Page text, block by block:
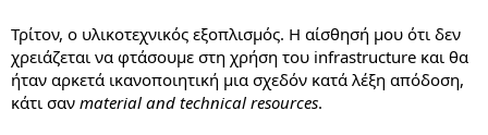
Τρίτον, ο υλικοτεχνικός εξοπλισμός. Η αίσθησή μου ότι δεν
χρειάζεται να φτάσουμε στη χρήση του infrastructure και θα
ήταν αρκετά ικανοποιητική μια σχεδόν κατά λέξη απόδοση,
κάτι σαν material and technical resources.